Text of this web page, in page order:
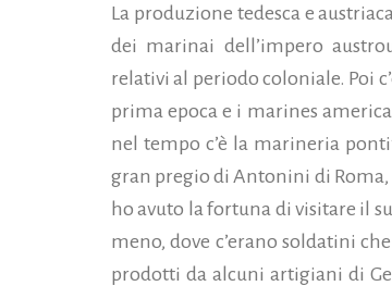
La produzione tedesca e
dei marinai dell’impero
relativi al periodo coloniale. Poi
prima epoca e i marines
nel tempo c’è la marineria
gran pregio di Antonini di
ho avuto la fortuna di visitare il
meno, dove c’erano soldatini
prodotti da alcuni artigiani di